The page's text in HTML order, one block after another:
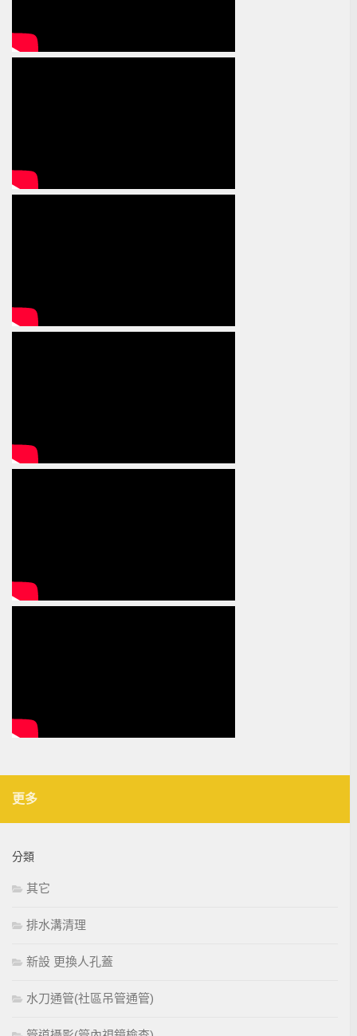
更多
分類
其它
排水溝清理
新設 更換人孔蓋
水刀通管(社區吊管通管)